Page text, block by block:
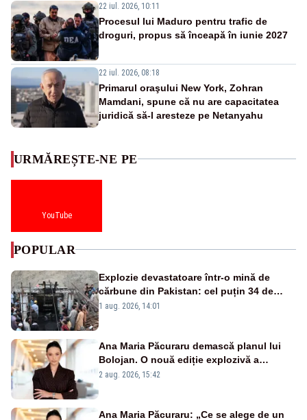
22 iul. 2026, 10:11
Procesul lui Maduro pentru trafic de
droguri, propus să înceapă în iunie 2027
22 iul. 2026, 08:18
Primarul oraşului New York, Zohran
Mamdani, spune că nu are capacitatea
juridică să-l aresteze pe Netanyahu
URMĂREȘTE-NE PE
YouTube
POPULAR
Explozie devastatoare într-o mină de
cărbune din Pakistan: cel puțin 34 de
morți - VIDEO
1 aug. 2026, 14:01
Ana Maria Păcuraru demască planul lui
Bolojan. O nouă ediție explozivă a
emisiunii „Miza Zilei” la Realitatea PLUS
2 aug. 2026, 15:42
Ana Maria Păcuraru: „Ce se alege de un